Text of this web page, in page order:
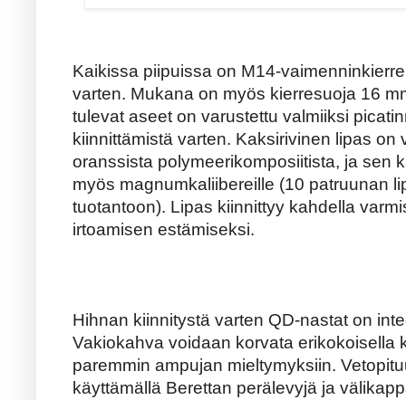
Kaikissa piipuissa on M14-
varten. Mukana on myös kierresuoja 16
tulevat aseet on varustettu valmiiksi
kiinnittämistä varten. Kaksirivinen lipas on
oranssista polymeerikomposiitista, ja sen
myös magnumkaliibereille (10 patruunan
tuotantoon). Lipas kiinnittyy kahdella
irtoamisen estämiseksi.
Hihnan kiinnitystä varten QD-nastat on
Vakiokahva voidaan korvata erikokoisella
paremmin ampujan mieltymyksiin.
käyttämällä Berettan perälevyjä ja